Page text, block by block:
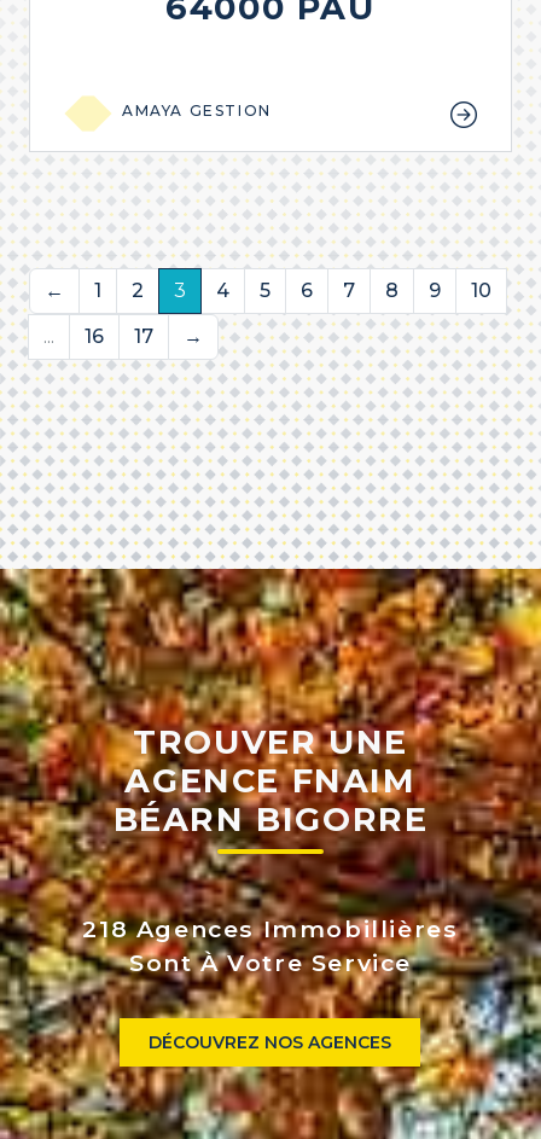
64000 PAU
AMAYA GESTION
← 1 2 3 4 5 6 7 8 9
10
...
16 17 →
TROUVER UNE
AGENCE FNAIM
BÉARN BIGORRE
218 Agences Immobillières
Sont À Votre Service
DÉCOUVREZ NOS AGENCES